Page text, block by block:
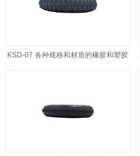
KSD-07 各种规格和材质的橡胶和塑胶